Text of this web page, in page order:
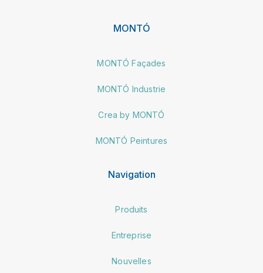
MONTÓ
MONTÓ Façades
MONTÓ Industrie
Crea by MONTÓ
MONTÓ Peintures
Navigation
Produits
Entreprise
Nouvelles